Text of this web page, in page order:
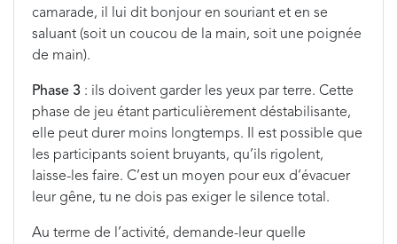
camarade, il lui dit bonjour en souriant et en se
saluant (soit un coucou de la main, soit une poignée
de main).
Phase 3 : ils doivent garder les yeux par terre. Cette
phase de jeu étant particulièrement déstabilisante,
elle peut durer moins longtemps. Il est possible que
les participants soient bruyants, qu’ils rigolent,
laisse-les faire. C’est un moyen pour eux d’évacuer
leur gêne, tu ne dois pas exiger le silence total.
Au terme de l’activité, demande-leur quelle